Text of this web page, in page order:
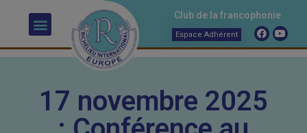
Club de la francophonie
Espace Adhérent
17 novembre 2025